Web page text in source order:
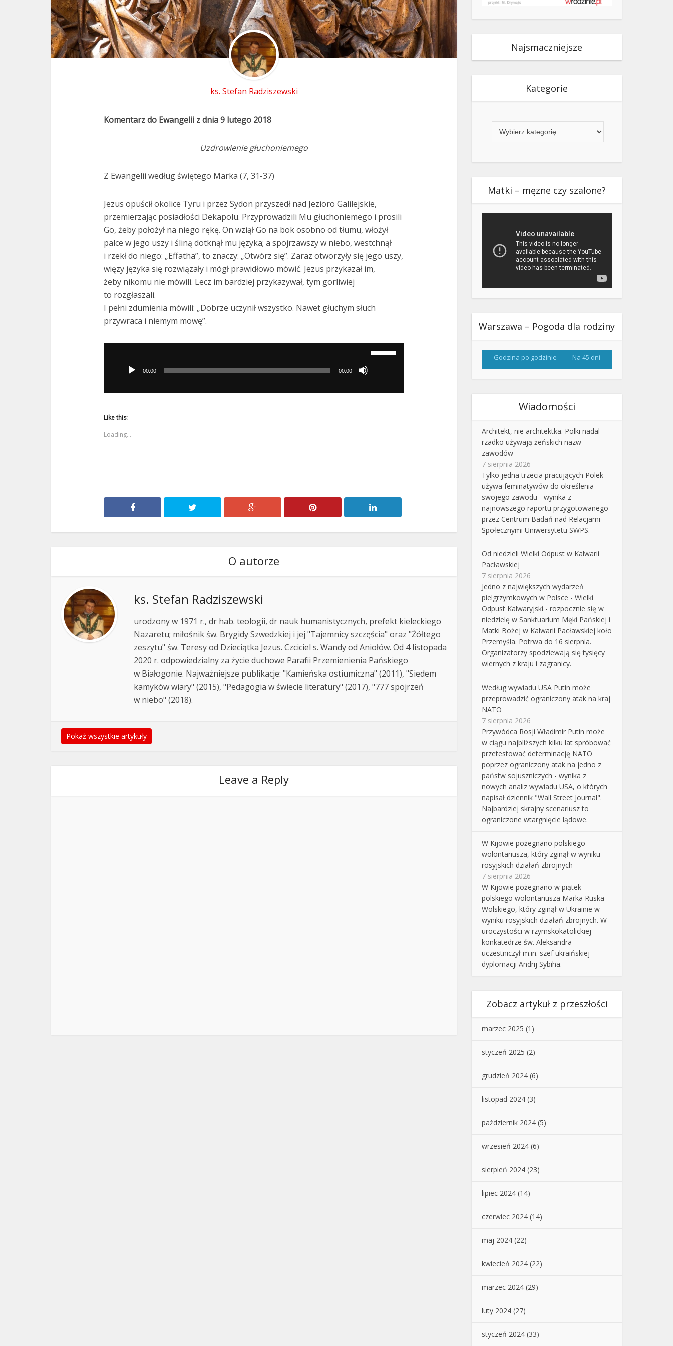
ks. Stefan Radziszewski
Komentarz do Ewangelii z dnia 9 lutego 2018
Uzdrowienie głuchoniemego
Z Ewangelii według świętego Marka (7, 31-37)
Jezus opuścił okolice Tyru i przez Sydon przyszedł nad Jezioro Galilejskie,
przemierzając posiadłości Dekapolu. Przyprowadzili Mu głuchoniemego i prosili
Go, żeby położył na niego rękę. On wziął Go na bok osobno od tłumu, włożył
palce w jego uszy i śliną dotknął mu języka; a spojrzawszy w niebo, westchnął
i rzekł do niego: „Effatha”, to znaczy: „Otwórz się”. Zaraz otworzyły się jego uszy,
więzy języka się rozwiązały i mógł prawidłowo mówić. Jezus przykazał im,
żeby nikomu nie mówili. Lecz im bardziej przykazywał, tym gorliwiej
to rozgłaszali.
I pełni zdumienia mówili: „Dobrze uczynił wszystko. Nawet głuchym słuch
przywraca i niemym mowę”.
dźwiękowych
00:00 00:00
Like this:
Loading...
O autorze
ks. Stefan Radziszewski
urodzony w 1971 r., dr hab. teologii, dr nauk humanistycznych, prefekt kieleckiego
Nazaretu; miłośnik św. Brygidy Szwedzkiej i jej "Tajemnicy szczęścia" oraz "Żółtego
zeszytu" św. Teresy od Dzieciątka Jezus. Czciciel s. Wandy od Aniołów. Od 4 listopada
2020 r. odpowiedzialny za życie duchowe Parafii Przemienienia Pańskiego
w Białogonie. Najważniejsze publikacje: "Kamieńska ostiumiczna" (2011), "Siedem
kamyków wiary" (2015), "Pedagogia w świecie literatury" (2017), "777 spojrzeń
w niebo" (2018).
Pokaż wszystkie artykuły
Leave a Reply
Najsmaczniejsze
Kategorie
Matki – męzne czy szalone?
Warszawa – Pogoda dla rodziny
Godzina po godzinie Na 45 dni
Wiadomości
Architekt, nie architektka. Polki nadal
rzadko używają żeńskich nazw
zawodów
7 sierpnia 2026
Tylko jedna trzecia pracujących Polek
używa feminatywów do określenia
swojego zawodu - wynika z
najnowszego raportu przygotowanego
przez Centrum Badań nad Relacjami
Społecznymi Uniwersytetu SWPS.
Od niedzieli Wielki Odpust w Kalwarii
Pacławskiej
7 sierpnia 2026
Jedno z największych wydarzeń
pielgrzymkowych w Polsce - Wielki
Odpust Kalwaryjski - rozpocznie się w
niedzielę w Sanktuarium Męki Pańskiej i
Matki Bożej w Kalwarii Pacławskiej koło
Przemyśla. Potrwa do 16 sierpnia.
Organizatorzy spodziewają się tysięcy
wiernych z kraju i zagranicy.
Według wywiadu USA Putin może
przeprowadzić ograniczony atak na kraj
NATO
7 sierpnia 2026
Przywódca Rosji Władimir Putin może
w ciągu najbliższych kilku lat spróbować
przetestować determinację NATO
poprzez ograniczony atak na jedno z
państw sojuszniczych - wynika z
nowych analiz wywiadu USA, o których
napisał dziennik "Wall Street Journal".
Najbardziej skrajny scenariusz to
ograniczone wtargnięcie lądowe.
W Kijowie pożegnano polskiego
wolontariusza, który zginął w wyniku
rosyjskich działań zbrojnych
7 sierpnia 2026
W Kijowie pożegnano w piątek
polskiego wolontariusza Marka Ruska-
Wolskiego, który zginął w Ukrainie w
wyniku rosyjskich działań zbrojnych. W
uroczystości w rzymskokatolickiej
konkatedrze św. Aleksandra
uczestniczył m.in. szef ukraińskiej
dyplomacji Andrij Sybiha.
Zobacz artykuł z przeszłości
marzec 2025 (1)
styczeń 2025 (2)
grudzień 2024 (6)
listopad 2024 (3)
październik 2024 (5)
wrzesień 2024 (6)
sierpień 2024 (23)
lipiec 2024 (14)
czerwiec 2024 (14)
maj 2024 (22)
kwiecień 2024 (22)
marzec 2024 (29)
luty 2024 (27)
styczeń 2024 (33)